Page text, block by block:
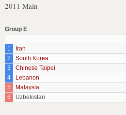
2011 Main
Group E
1
Iran
2
South Korea
3
Chinese Taipei
4
Lebanon
5
Malaysia
6
Uzbekistan